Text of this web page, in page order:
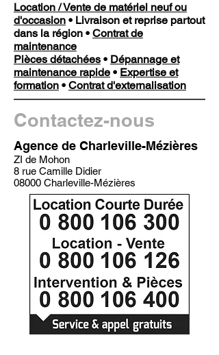
Location / Vente de matériel neuf ou
d'occasion • Livraison et reprise partout
dans la région • Contrat de
maintenance
Pièces détachées • Dépannage et
maintenance rapide • Expertise et
formation • Contrat d'externalisation
Contactez-nous
Agence de Charleville-Mézières
ZI de Mohon
8 rue Camille Didier
08000 Charleville-Mézières